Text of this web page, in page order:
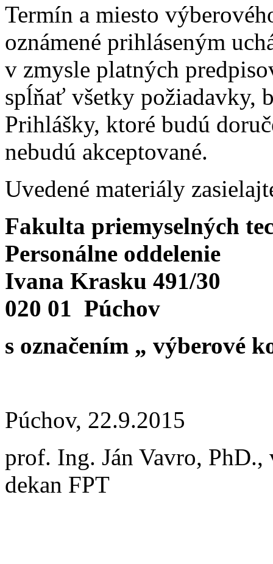
Termín a miesto
oznámené prihláseným
v zmysle platných
spĺňať všetky požiadavky,
Prihlášky, ktoré budú
nebudú akceptované.
Uvedené materiály
Fakulta priemyselných
Personálne oddelenie
Ivana Krasku 491/30
020 01 Púchov
s označením „ výberové
Púchov, 22.9.2015
prof. Ing. Ján Vavro, PhD.,
dekan FPT